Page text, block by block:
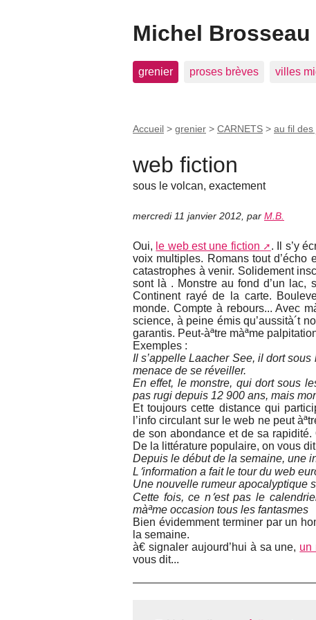
Michel
grenier proses brèves villes
Accueil > grenier > CARNETS > au fil des
web fiction
sous le volcan, exactement
mercredi 11 janvier 2012 par M.B.
Oui, le web est une fiction . Il s’y
voix multiples. Romans tout d’écho
catastrophes à venir. Solidement
sont là . Monstre au fond d’un lac,
Continent rayé de la carte.
monde. Compte à rebours... Avec
science, à peine émis qu’aussità´t
garantis. Peut-àªtre màªme
Exemples :
Il s’appelle Laacher See, il dort
menace de se réveiller.
En effet, le monstre, qui dort sous
pas rugi depuis 12 900 ans, mais
Et toujours cette distance qui
l’info circulant sur le web ne peut
de son abondance et de sa
De la littérature populaire, on vous
Depuis le début de la semaine, une
L՚information a fait le tour du web
Une nouvelle rumeur apocalyptique
Cette fois, ce n՚est pas le
màªme occasion tous les fantasmes
Bien évidemment terminer par un
la semaine.
à€ signaler aujourd’hui à sa une, un
vous dit...